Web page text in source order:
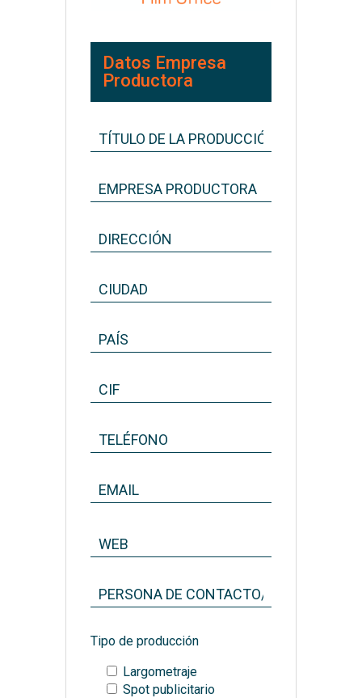
Datos Empresa
Productora
Tipo de producción
Largometraje
Spot publicitario